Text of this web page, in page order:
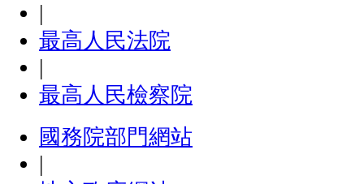
|
最高人民法院
|
最高人民檢察院
國務院部門網站
|